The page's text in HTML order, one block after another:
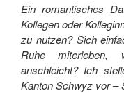
Ein romantisches
Kollegen oder
zu nutzen? Sich
Ruhe miterleben,
anschleicht? Ich
Kanton Schwyz vor –